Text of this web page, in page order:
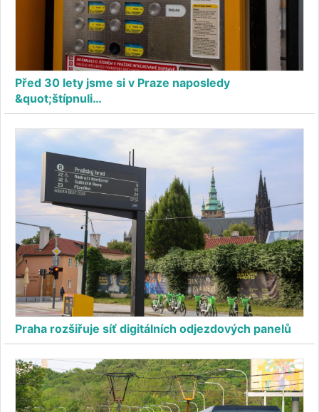
Před 30 lety jsme si v Praze naposledy
&quot;štípnuli…
Praha rozšiřuje síť digitálních odjezdových panelů